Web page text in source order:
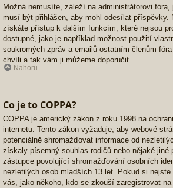
Možná nemusíte, záleží na administrátorovi
musí být přihlášen, aby mohl odesílat příspěvky.
získáte přístup k dalším funkcím, které nejsou
dostupné, jako je například možnost použití
soukromých zpráv a emailů ostatním členům
chvíli a tak vám ji můžeme doporučit.
Nahoru
Co je to COPPA?
COPPA je americký zákon z roku 1998 na
internetu. Tento zákon vyžaduje, aby webové
potenciálně shromažďovat informace od
získaly písemný souhlas rodičů nebo nějaké jiné
zástupce povolující shromažďování osobních
nezletilých osob mladších 13 let. Pokud si
vás, jako někoho, kdo se zkouší zaregistrovat